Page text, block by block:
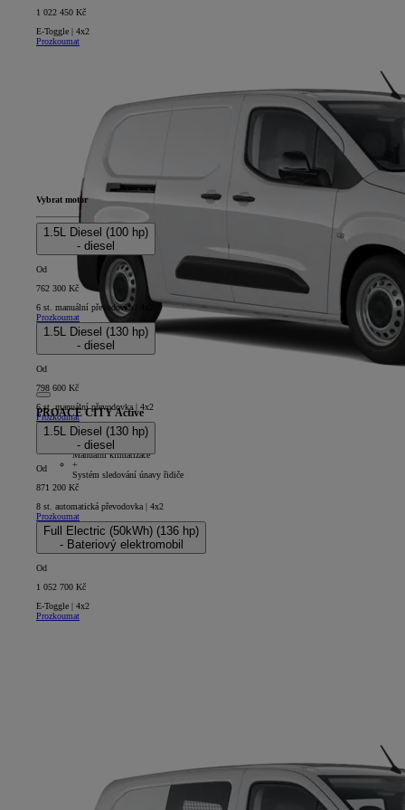
1 022 450 Kč
E-Toggle | 4x2
Prozkoumat
PROACE CITY Active
5D - Panel Van Long
+
Manuální klimatizace
+
Systém sledování únavy řidiče
Vybrat motor
1.5L Diesel (100 hp)
- diesel
Od
762 300 Kč
6 st. manuální převodovka | 4x2
Prozkoumat
1.5L Diesel (130 hp)
- diesel
Od
798 600 Kč
6 st. manuální převodovka | 4x2
Prozkoumat
1.5L Diesel (130 hp)
- diesel
Od
871 200 Kč
8 st. automatická převodovka | 4x2
Prozkoumat
Full Electric (50kWh) (136 hp)
- Bateriový elektromobil
Od
1 052 700 Kč
E-Toggle | 4x2
Prozkoumat